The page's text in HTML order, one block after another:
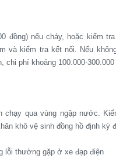
đồng) nếu cháy, hoặc kiểm
và kiểm tra kết nối. Nếu
phí khoảng 100.000-300.000
chạy qua vùng ngập nước.
khô vệ sinh đồng hồ định kỳ